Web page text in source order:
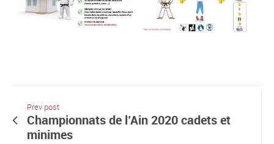
Prev post
Championnats de l’Ain 2020 cadets et
minimes